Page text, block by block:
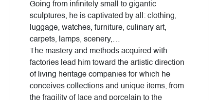
Going from infinitely small to gigantic
sculptures, he is captivated by all: clothing,
luggage, watches, furniture, culinary art,
carpets, lamps, scenery,…
The mastery and methods acquired with
factories lead him toward the artistic direction
of living heritage companies for which he
conceives collections and unique items, from
the fragility of lace and porcelain to the